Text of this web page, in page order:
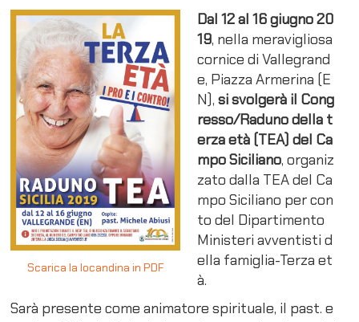
Scarica la locandina in PDF
Dal 12 al 16 giugno 20
19, nella meravigliosa
cornice di Vallegrand
e, Piazza Armerina (E
N), si svolgerà il Cong
resso/Raduno della t
erza età (TEA) del Ca
mpo Siciliano, organiz
zato dalla TEA del Ca
mpo Siciliano per con
to del Dipartimento
Ministeri avventisti d
ella famiglia-Terza et
à.
Sarà presente come animatore spirituale, il past. e